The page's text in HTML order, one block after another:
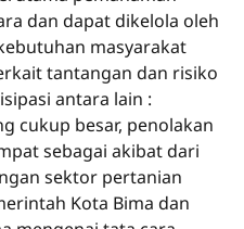
dan dapat dikelola oleh
masyarakat
tantangan dan risiko
antara lain :
cukup besar, penolakan
sebagai akibat dari
sektor pertanian
Kota Bima dan